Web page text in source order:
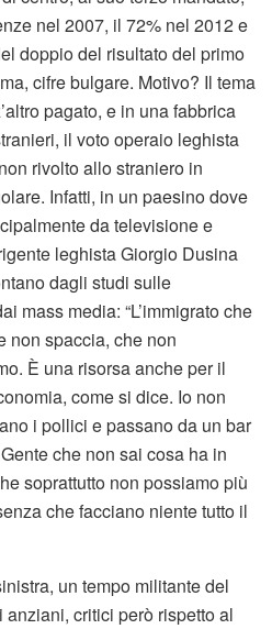
nel 2007, il 72% nel 2012 e
doppio del risultato del primo
cifre bulgare. Motivo? Il tema
pagato, e in una fabbrica
il voto operaio leghista
rivolto allo straniero in
Infatti, in un paesino dove
da televisione e
leghista Giorgio Dusina
dagli studi sulle
mass media: “L’immigrato che
non spaccia, che non
È una risorsa anche per il
come si dice. Io non
i pollici e passano da un bar
che non sai cosa ha in
soprattutto non possiamo più
che facciano niente tutto il
un tempo militante del
critici però rispetto al